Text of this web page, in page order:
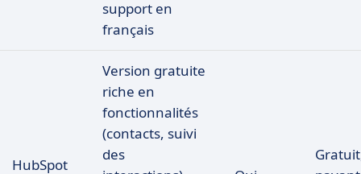
support en
français
HubSpot
Version gratuite
riche en
fonctionnalités
(contacts, suivi
des